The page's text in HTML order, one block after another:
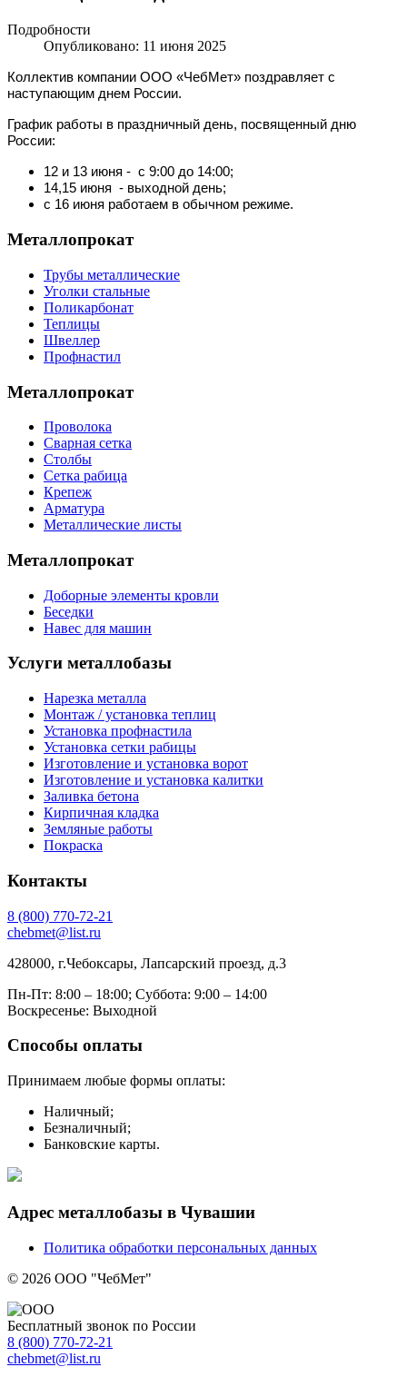
Подробности
Опубликовано: 11 июня 2025
Коллектив компании ООО «ЧебМет» поздравляет с
наступающим днем России.
График работы в праздничный день, посвященный дню
России:
12 и 13 июня - с 9:00 до 14:00;
14,15 июня - выходной день;
с 16 июня работаем в обычном режиме.
Металлопрокат
Трубы металлические
Уголки стальные
Поликарбонат
Теплицы
Швеллер
Профнастил
Металлопрокат
Проволока
Сварная сетка
Столбы
Сетка рабица
Крепеж
Арматура
Металлические листы
Металлопрокат
Доборные элементы кровли
Беседки
Навес для машин
Услуги металлобазы
Нарезка металла
Монтаж / установка теплиц
Установка профнастила
Установка сетки рабицы
Изготовление и установка ворот
Изготовление и установка калитки
Заливка бетона
Кирпичная кладка
Земляные работы
Покраска
Контакты
8 (800) 770-72-21
chebmet@list.ru
428000, г.Чебоксары, Лапсарский проезд, д.3
Пн-Пт: 8:00 – 18:00; Суббота: 9:00 – 14:00
Воскресенье: Выходной
Способы оплаты
Принимаем любые формы оплаты:
Наличный;
Безналичный;
Банковские карты.
Адрес металлобазы в Чувашии
Политика обработки персональных данных
© 2026 ООО "ЧебМет"
Бесплатный звонок по России
8 (800) 770-72-21
chebmet@list.ru